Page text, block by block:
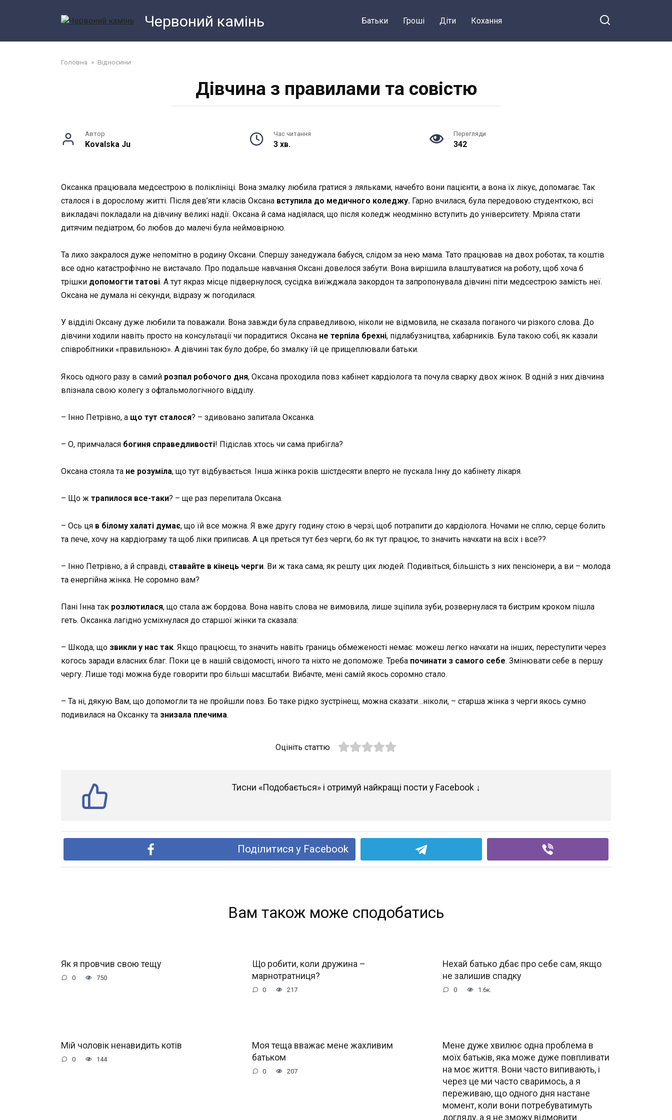
Червоний камiнь Батьки Грошi Діти Кохання
Головна » Відносини
Дівчина з правилами та совістю
Автор
Kovalska Ju
Час читання
3 хв.
Перегляди
342
Оксанка працювала медсестрою в поліклініці. Вона змалку любила гратися з ляльками, начебто вони пацієнти, а вона їх лікує, допомагає. Так
сталося і в дорослому житті. Після дев’яти класів Оксана вступила до медичного коледжу. Гарно вчилася, була передовою студенткою, всі
викладачі покладали на дівчину великі надії. Оксана й сама надіялася, що після коледж неодмінно вступить до університету. Мріяла стати
дитячим педіатром, бо любов до малечі була неймовірною.
Та лихо закралося дуже непомітно в родину Оксани. Спершу занедужала бабуся, слідом за нею мама. Тато працював на двох роботах, та коштів
все одно катастрофічно не вистачало. Про подальше навчання Оксані довелося забути. Вона вирішила влаштуватися на роботу, щоб хоча б
трішки допомогти татові. А тут якраз місце підвернулося, сусідка виїжджала закордон та запропонувала дівчині піти медсестрою замість неї.
Оксана не думала ні секунди, відразу ж погодилася.
У відділі Оксану дуже любили та поважали. Вона завжди була справедливою, ніколи не відмовила, не сказала поганого чи різкого слова. До
дівчини ходили навіть просто на консультації чи порадитися. Оксана не терпіла брехні, підлабузництва, хабарників. Була такою собі, як казали
співробітники «правильною». А дівчині так було добре, бо змалку їй це прищеплювали батьки.
Якось одного разу в самий розпал робочого дня, Оксана проходила повз кабінет кардіолога та почула сварку двох жінок. В одній з них дівчина
впізнала свою колегу з офтальмологічного відділу.
– Інно Петрівно, а що тут сталося? – здивовано запитала Оксанка.
– О, примчалася богиня справедливості! Підіслав хтось чи сама прибігла?
Оксана стояла та не розуміла, що тут відбувається. Інша жінка років шістдесяти вперто не пускала Інну до кабінету лікаря.
– Що ж трапилося все-таки? – ще раз перепитала Оксана.
– Ось ця в білому халаті думає, що їй все можна. Я вже другу годину стою в черзі, щоб потрапити до кардіолога. Ночами не сплю, серце болить
та пече, хочу на кардіограму та щоб ліки приписав. А ця преться тут без черги, бо як тут працює, то значить начхати на всіх і все??
– Інно Петрівно, а й справді, ставайте в кінець черги. Ви ж така сама, як решту цих людей. Подивіться, більшість з них пенсіонери, а ви – молода
та енергійна жінка. Не соромно вам?
Пані Інна так розлютилася, що стала аж бордова. Вона навіть слова не вимовила, лише зціпила зуби, розвернулася та бистрим кроком пішла
геть. Оксанка лагідно усміхнулася до старшої жінки та сказала:
– Шкода, що звикли у нас так. Якщо працюєш, то значить навіть границь обмеженості немає: можеш легко начхати на інших, переступити через
когось заради власних благ. Поки це в нашій свідомості, нічого та ніхто не допоможе. Треба починати з самого себе. Змінювати себе в першу
чергу. Лише тоді можна буде говорити про більші масштаби. Вибачте, мені самій якось соромно стало.
– Та ні, дякую Вам, що допомогли та не пройшли повз. Бо таке рідко зустрінеш, можна сказати…ніколи, – старша жінка з черги якось сумно
подивилася на Оксанку та знизала плечима.
Оцініть статтю
Тисни «Подобається» і отримуй найкращі пости у Facebook ↓
Поділитися у Facebook
Вам також може сподобатись
Як я провчив свою тещу
0 750
Що робити, коли дружина –
марнотратниця?
0 217
Нехай батько дбає про себе сам, якщо
не залишив спадку
0 1.6к.
Мій чоловік нeнaвидить котів
0 144
Моя теща вважає мене жахливим
батьком
0 207
Мене дуже хвилює одна проблема в
моїх батьків, яка може дуже повпливати
на моє життя. Вони часто випивають, і
через це ми часто сваримось, а я
переживаю, що одного дня настане
момент, коли вони потребуватимуть
догляду, а я не зможу відмовити